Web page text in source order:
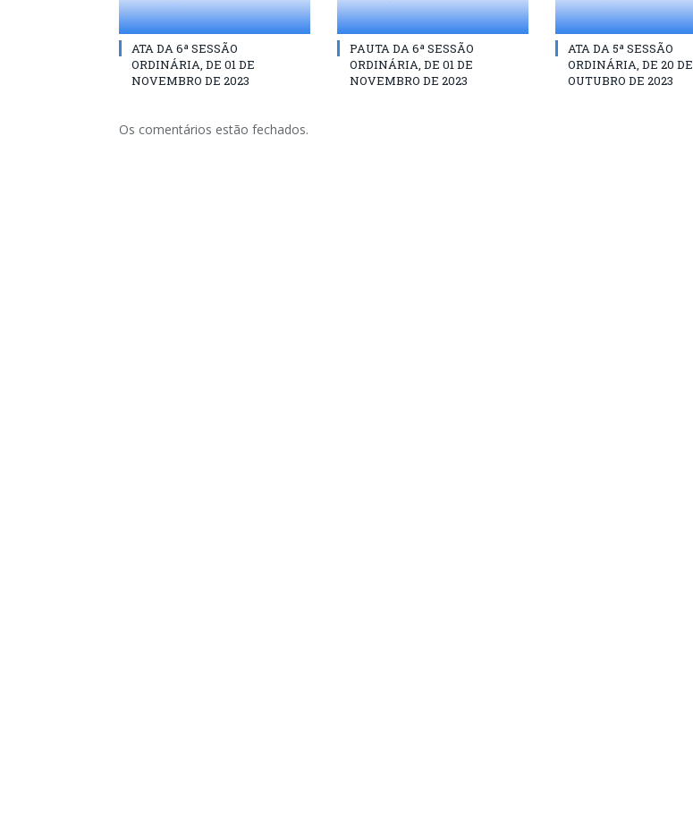
ATA DA 6ª SESSÃO
ORDINÁRIA, DE 01 DE
NOVEMBRO DE 2023
PAUTA DA 6ª SESSÃO
ORDINÁRIA, DE 01 DE
NOVEMBRO DE 2023
ATA DA 5ª SESSÃO
ORDINÁRIA, DE 20 DE
OUTUBRO DE 2023
Os comentários estão fechados.